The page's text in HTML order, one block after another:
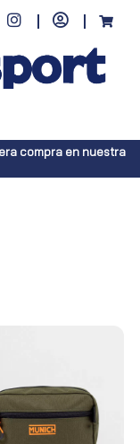
compra en nuestra